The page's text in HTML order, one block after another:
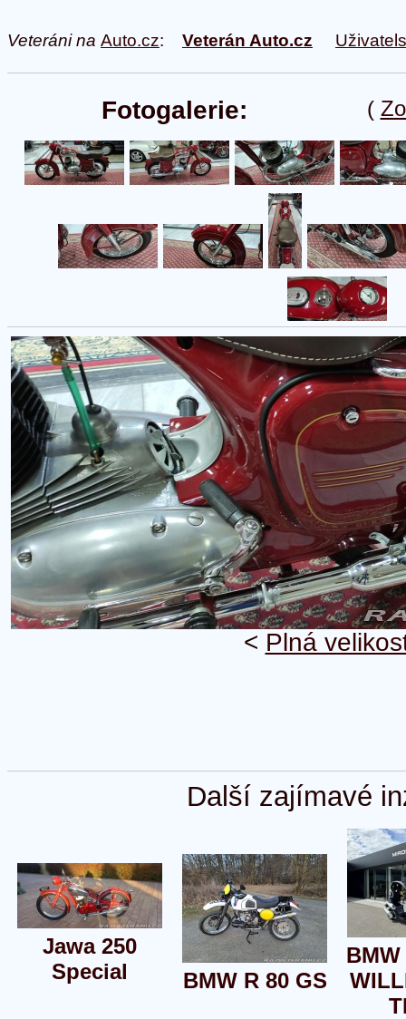
Veteráni na Auto.cz: Veterán Auto.cz
(
Fotogalerie:
< Plná
Další zajímavé
Jawa 250
Special
BMW R 80 GS
BMW